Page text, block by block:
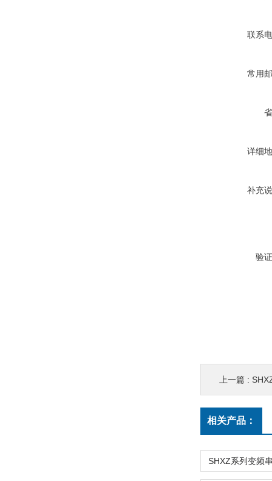
联系
常用
详细
补充
验
上一篇 :
相关产品：